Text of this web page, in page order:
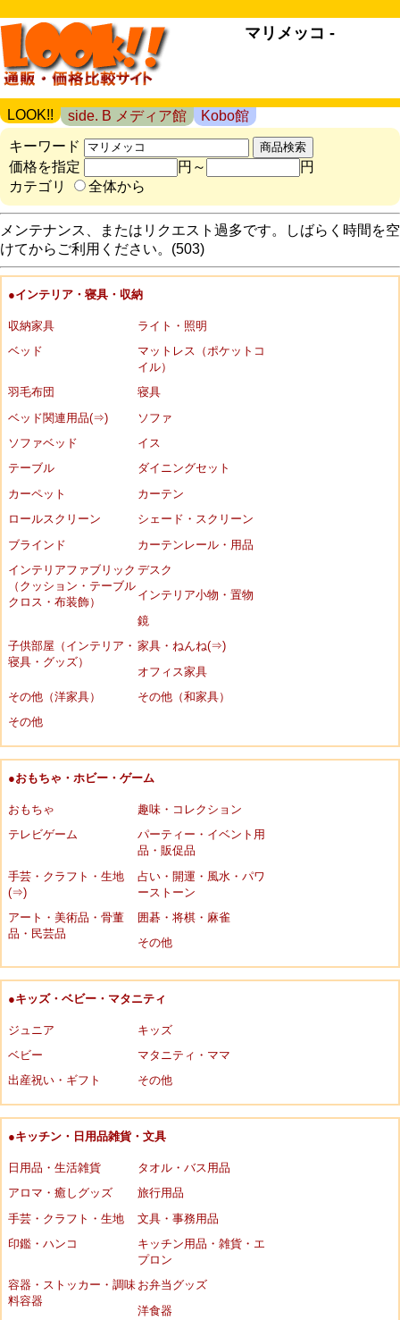
マリメッコ -
LOOK!! side. B メディア館
Kobo館
キーワード
価格を指定
円～
円
カテゴリ
全体から
メンテナンス、またはリクエスト過多です。しばらく時間を空
けてからご利用ください。(503)
●インテリア・寝具・収納
収納家具
ライト・照明
ベッド
マットレス（ポケットコ
イル）
羽毛布団
寝具
ベッド関連用品(⇒)
ソファ
ソファベッド
イス
テーブル
ダイニングセット
カーペット
カーテン
ロールスクリーン
シェード・スクリーン
ブラインド
カーテンレール・用品
インテリアファブリック
（クッション・テーブル
クロス・布装飾）
デスク
インテリア小物・置物
鏡
子供部屋（インテリア・
寝具・グッズ）
家具・ねんね(⇒)
オフィス家具
その他（洋家具）
その他（和家具）
その他
●おもちゃ・ホビー・ゲーム
おもちゃ
趣味・コレクション
テレビゲーム
パーティー・イベント用
品・販促品
手芸・クラフト・生地
(⇒)
占い・開運・風水・パワ
ーストーン
アート・美術品・骨董
品・民芸品
囲碁・将棋・麻雀
その他
●キッズ・ベビー・マタニティ
ジュニア
キッズ
ベビー
マタニティ・ママ
出産祝い・ギフト
その他
●キッチン・日用品雑貨・文具
日用品・生活雑貨
タオル・バス用品
アロマ・癒しグッズ
旅行用品
手芸・クラフト・生地
文具・事務用品
印鑑・ハンコ
キッチン用品・雑貨・エ
プロン
容器・ストッカー・調味
料容器
お弁当グッズ
洋食器